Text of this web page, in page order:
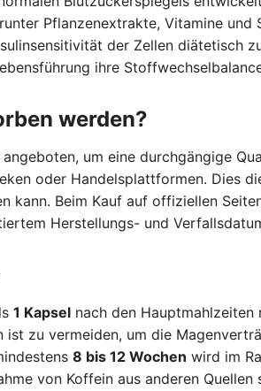
Pflanzenextrakte, Vitamine und
der Zellen diätetisch
ihre
werden?
um eine durchgängige
oder Handelsplattformen. Dies
kann. Beim Kauf auf offiziellen
Herstellungs- und
1 Kapsel nach den
ist zu vermeiden, um die
8 bis 12 Wochen wird im
von Koffein aus anderen